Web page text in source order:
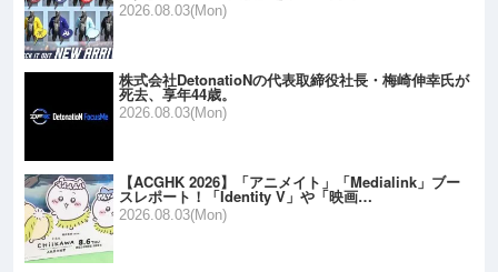
2026.08.03(Mon)
株式会社DetonatioNの代表取締役社長・梅崎伸幸氏が
死去、享年44歳。
2026.08.03(Mon)
【ACGHK 2026】「アニメイト」「Medialink」ブー
スレポート！「Identity V」や「映画…
2026.08.03(Mon)